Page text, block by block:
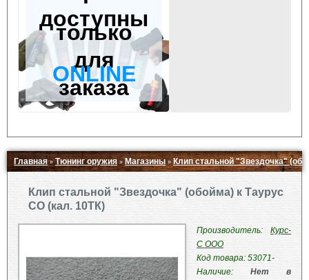
доступны
только
для
ONLINE
заказа
Главная»Тюнинг оружия » Магазины » Клип стальной "Звездочка"
Клип стальной "Звездочка" (обойма) к Таурус
СО (кал. 10ТК)
Производитель:
Курс-
С ООО
Код товара: 53071-
Наличие: Нет в